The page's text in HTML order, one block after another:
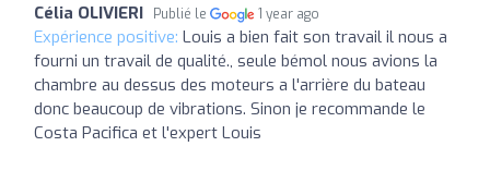
Célia OLIVIERI Publié le 1 year ago
Expérience positive: Louis a bien fait son travail il nous a
fourni un travail de qualité., seule bémol nous avions la
chambre au dessus des moteurs a l'arrière du bateau
donc beaucoup de vibrations. Sinon je recommande le
Costa Pacifica et l'expert Louis